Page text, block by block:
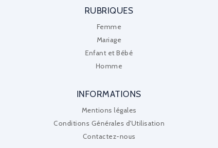
RUBRIQUES
Femme
Mariage
Enfant et Bébé
Homme
INFORMATIONS
Mentions légales
Conditions Générales d'Utilisation
Contactez-nous